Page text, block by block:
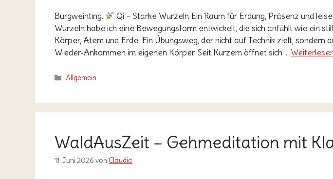
Burgweinting.
Qi – Starke Wurzeln Ein Raum für Erdung, Präsenz und
Wurzeln habe ich eine Bewegungsform entwickelt, die sich anfühlt wie ein
Körper, Atem und Erde. Ein Übungsweg, der nicht auf Technik zielt, sondern
Wieder‑Ankommen im eigenen Körper. Seit Kurzem öffnet sich …
Kategorien
Allgemein
WaldAusZeit – Gehmeditation mit
11. Juni 2026 von Claudia